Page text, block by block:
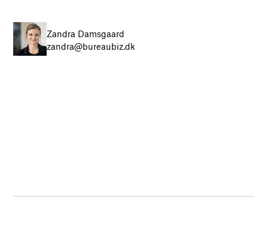
Zandra Damsgaard
zandra@bureaubiz.dk